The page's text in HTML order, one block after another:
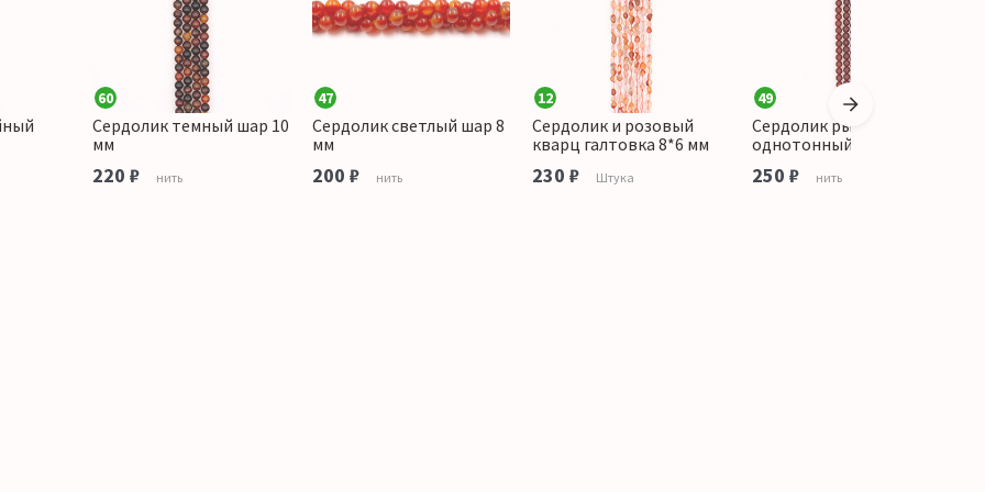
60
Сердолик темный шар 10
мм
220 ₽ нить
47
Сердолик светлый шар 8
мм
200 ₽ нить
12
Сердолик и розовый
кварц галтовка 8*6 мм
230 ₽ Штука
49
Сердолик рыжий
однотонный шар 8 мм
250 ₽ нить